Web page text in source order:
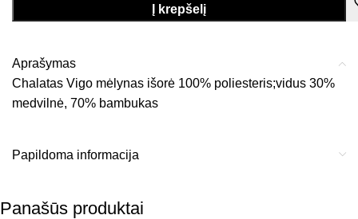
Į krepšelį
Aprašymas
Chalatas Vigo mėlynas išorė 100% poliesteris;vidus 30%
medvilnė, 70% bambukas
Papildoma informacija
Panašūs produktai